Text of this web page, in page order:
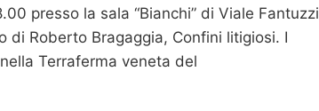
presso la sala “Bianchi” di Viale Fantuzzi
di Roberto Bragaggia, Confini litigiosi. I
Terraferma veneta del